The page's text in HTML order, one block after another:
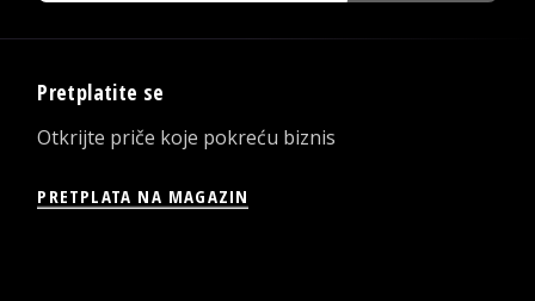
Pretplatite se
Otkrijte priče koje pokreću biznis
PRETPLATA NA MAGAZIN